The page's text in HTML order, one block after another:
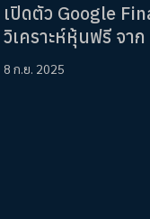
เปิดตัว Google
วิเคราะห์หุ้นฟรี จาก
8 ก.ย. 2025